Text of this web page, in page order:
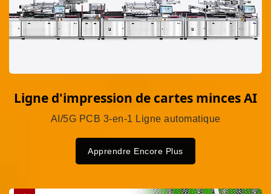
Ligne d'impression de cartes minces AI
AI/5G PCB 3-en-1 Ligne automatique
Apprendre Encore Plus